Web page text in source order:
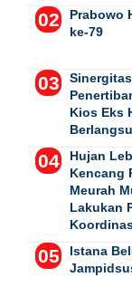
Prabowo
ke-79
Kios Eks
Hujan
Kencang
Meurah
Lakukan
Istana